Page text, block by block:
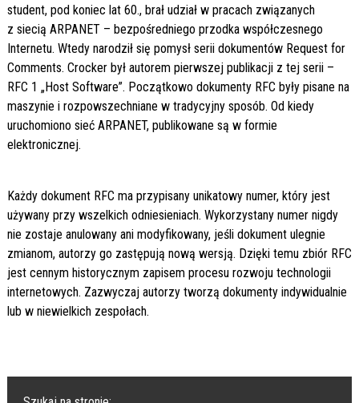
student, pod koniec lat 60., brał udział w pracach związanych
z siecią ARPANET – bezpośredniego przodka współczesnego
Internetu. Wtedy narodził się pomysł serii dokumentów Request for
Comments. Crocker był autorem pierwszej publikacji z tej serii –
RFC 1 „Host Software”. Początkowo dokumenty RFC były pisane na
maszynie i rozpowszechniane w tradycyjny sposób. Od kiedy
uruchomiono sieć ARPANET, publikowane są w formie
elektronicznej.
Każdy dokument RFC ma przypisany unikatowy numer, który jest
używany przy wszelkich odniesieniach. Wykorzystany numer nigdy
nie zostaje anulowany ani modyfikowany, jeśli dokument ulegnie
zmianom, autorzy go zastępują nową wersją. Dzięki temu zbiór RFC
jest cennym historycznym zapisem procesu rozwoju technologii
internetowych. Zazwyczaj autorzy tworzą dokumenty indywidualnie
lub w niewielkich zespołach.